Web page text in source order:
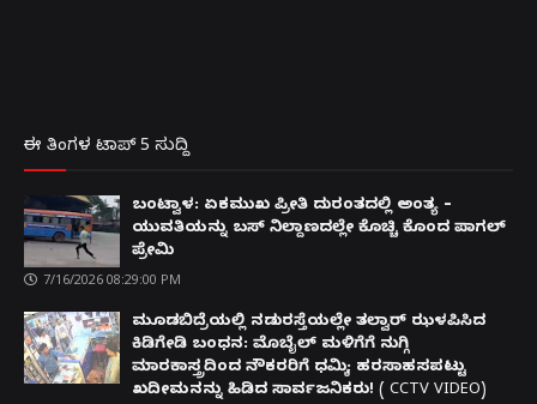
ಈ ತಿಂಗಳ ಟಾಪ್ 5 ಸುದ್ದಿ
ಬಂಟ್ವಾಳ: ಏಕಮುಖ ಪ್ರೀತಿ ದುರಂತದಲ್ಲಿ ಅಂತ್ಯ –
ಯುವತಿಯನ್ನು ಬಸ್ ನಿಲ್ದಾಣದಲ್ಲೇ ಕೊಚ್ಚಿ ಕೊಂದ ಪಾಗಲ್
ಪ್ರೇಮಿ
7/16/2026 08:29:00 PM
ಮೂಡಬಿದ್ರೆಯಲ್ಲಿ ನಡುರಸ್ತೆಯಲ್ಲೇ ತಲ್ವಾರ್ ಝಳಪಿಸಿದ
ಕಿಡಿಗೇಡಿ ಬಂಧನ: ಮೊಬೈಲ್ ಮಳಿಗೆಗೆ ನುಗ್ಗಿ
ಮಾರಕಾಸ್ತ್ರದಿಂದ ನೌಕರರಿಗೆ ಧಮ್ಕಿ; ಹರಸಾಹಸಪಟ್ಟು
ಖದೀಮನನ್ನು ಹಿಡಿದ ಸಾರ್ವಜನಿಕರು! ( CCTV VIDEO)